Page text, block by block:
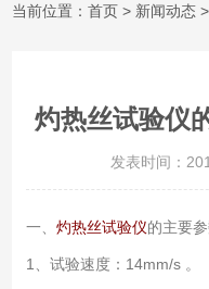
当前位置：首页 > 新闻动态
灼热丝试验仪
发表时间：
一、 灼热丝试验仪的主要
1、试验速度：14mm/s 。